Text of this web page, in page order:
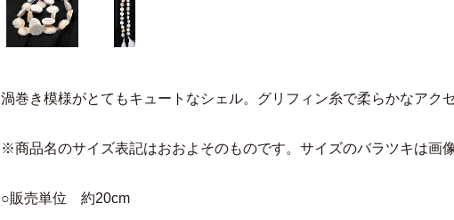
渦巻き模様がとてもキュートなシェル。グリフィン糸で柔らかなアク
※商品名のサイズ表記はおおよそのものです。サイズのバラツキは画
○販売単位 約20cm